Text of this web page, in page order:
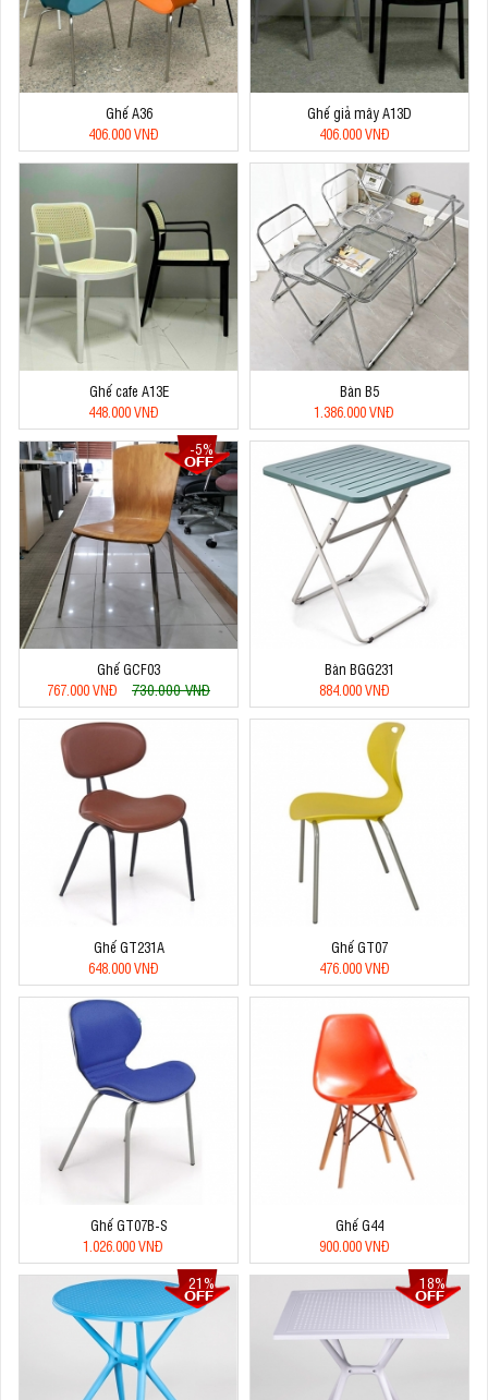
Ghế A36
406.000 VNĐ
Ghế giả mây A13D
406.000 VNĐ
Ghế cafe A13E
448.000 VNĐ
Bàn B5
1.386.000 VNĐ
-5%
Ghế GCF03
767.000 VNĐ
730.000 VNĐ
Bàn BGG231
884.000 VNĐ
Ghế GT231A
648.000 VNĐ
Ghế GT07
476.000 VNĐ
Ghế GT07B-S
1.026.000 VNĐ
Ghế G44
900.000 VNĐ
21% 18%